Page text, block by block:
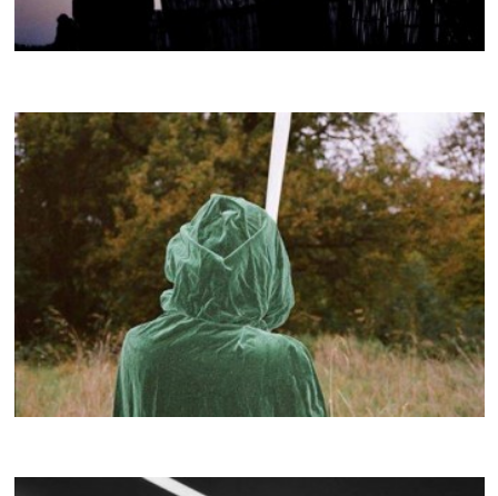
MOTOMITSU
CRACKI MIX #014
RENART